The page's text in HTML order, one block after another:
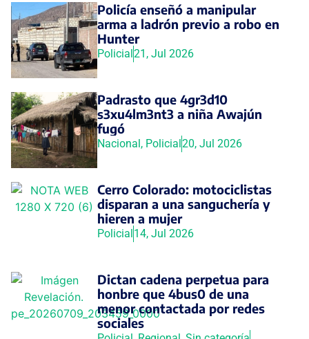
Policía enseñó a manipular
arma a ladrón previo a robo en
Hunter
Policial21, Jul 2026
Padrasto que 4gr3d10
s3xu4lm3nt3 a niña Awajún
fugó
Nacional, Policial20, Jul 2026
Cerro Colorado: motociclistas
disparan a una sanguchería y
hieren a mujer
Policial14, Jul 2026
Dictan cadena perpetua para
honbre que 4bus0 de una
menor contactada por redes
sociales